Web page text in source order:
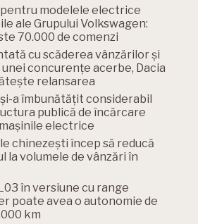
modelele electrice
ale Grupului Volkswagen:
70.000 de comenzi
cu scăderea vânzărilor și
concurențe acerbe, Dacia
relansarea
a îmbunătățit considerabil
publică de încărcare
electrice
chinezești încep să reducă
la volumele de vânzări în
în versiune cu range
poate avea o autonomie de
km